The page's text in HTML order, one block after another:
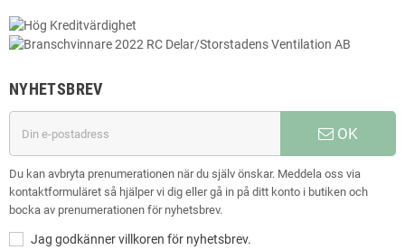
NYHETSBREV
OK
Du kan avbryta prenumerationen när du själv önskar. Meddela oss via
kontaktformuläret så hjälper vi dig eller gå in på ditt konto i butiken och
bocka av prenumerationen för nyhetsbrev.
Jag godkänner villkoren för nyhetsbrev.